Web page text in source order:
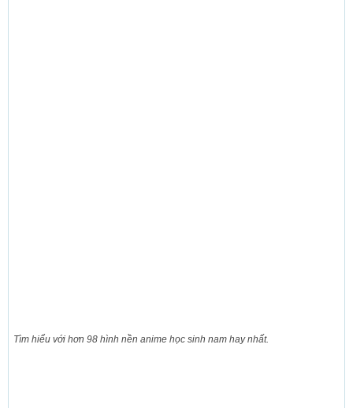
Tìm hiểu với hơn 98 hình nền anime học sinh nam hay nhất.